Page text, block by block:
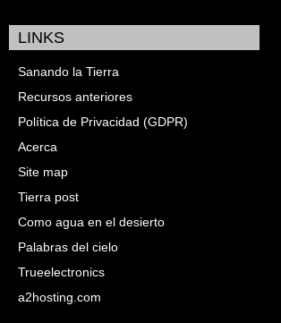
LINKS
Sanando la Tierra
Recursos anteriores
Política de Privacidad (GDPR)
Acerca
Site map
Tierra post
Como agua en el desierto
Palabras del cielo
Trueelectronics
a2hosting.com